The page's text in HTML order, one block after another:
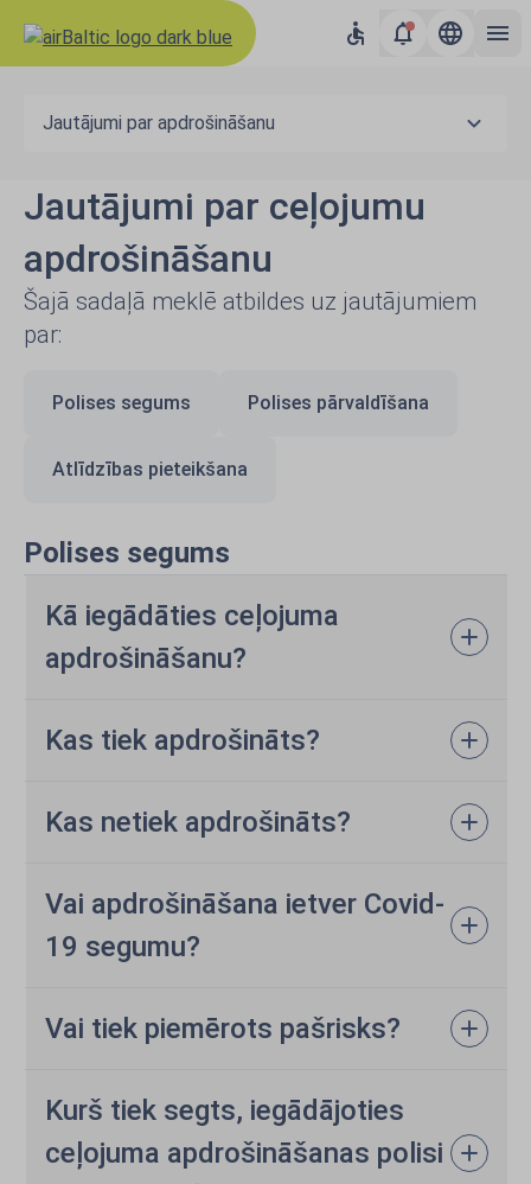
Jautājumi par apdrošināšanu
Jautājumi par ceļojumu
apdrošināšanu
Šajā sadaļā meklē atbildes uz jautājumiem
par:
Polises segums Polises pārvaldīšana
Atlīdzības pieteikšana
Polises segums
Kā iegādāties ceļojuma
apdrošināšanu?
Kas tiek apdrošināts?
Kas netiek apdrošināts?
Vai apdrošināšana ietver Covid-
19 segumu?
Vai tiek piemērots pašrisks?
Kurš tiek segts, iegādājoties
ceļojuma apdrošināšanas polisi